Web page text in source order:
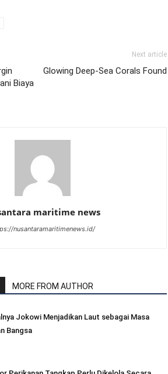
Biaya
Next article
Glowing Deep-Sea Corals Found
maritime news
nusantaramaritimenews.id/
MORE FROM AUTHOR
Jokowi Menjadikan Laut sebagai Masa
Bangsa